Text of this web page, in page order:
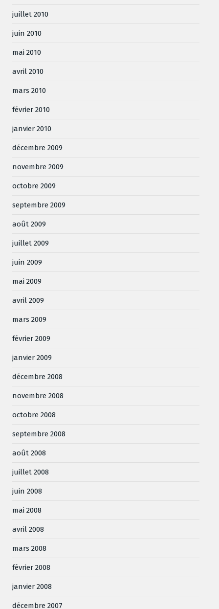
juillet 2010
juin 2010
mai 2010
avril 2010
mars 2010
février 2010
janvier 2010
décembre 2009
novembre 2009
octobre 2009
septembre 2009
août 2009
juillet 2009
juin 2009
mai 2009
avril 2009
mars 2009
février 2009
janvier 2009
décembre 2008
novembre 2008
octobre 2008
septembre 2008
août 2008
juillet 2008
juin 2008
mai 2008
avril 2008
mars 2008
février 2008
janvier 2008
décembre 2007